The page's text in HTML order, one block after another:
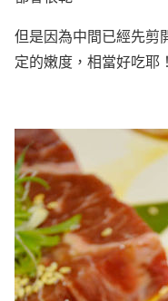
但是因為中間已經先剪
定的嫩度，相當好吃耶！